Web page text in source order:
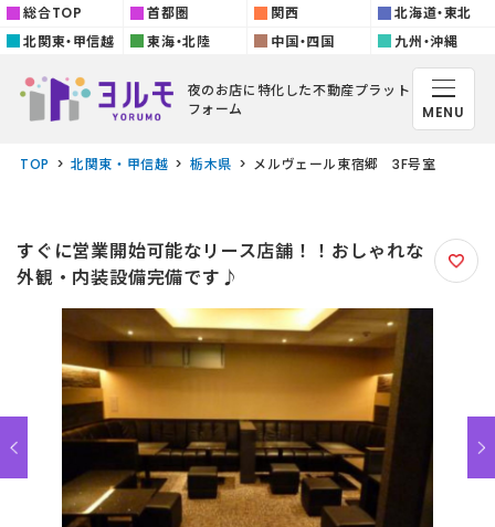
総合TOP 首都圏 関西
北海道・東北
北関東・甲信越
東海・北陸 中国・四国 九州・沖縄
夜のお店に特化した不動産プラット
フォーム
MENU
TOP 北関東・甲信越 栃木県 メルヴェール東宿郷 3F号室
すぐに営業開始可能なリース店舗！！おしゃれな
外観・内装設備完備です♪